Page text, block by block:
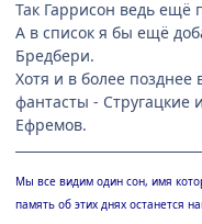
Так Гаррисон ведь ещё
А в список я бы ещё
Бредбери.
Хотя и в более
фантасты - Стругацкие
Ефремов.
Мы все видим один сон, имя
память об этих днях останется